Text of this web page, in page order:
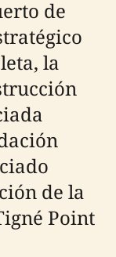
de
la
de la
Point